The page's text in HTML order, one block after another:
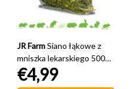
JR FarmSiano łąkowe z
mniszka lekarskiego 500
gramów
€4,99